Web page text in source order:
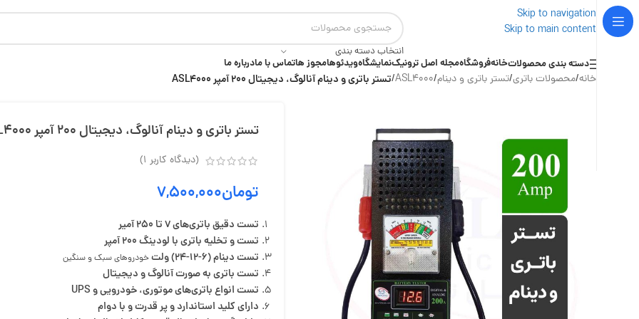
Skip to navigation
Skip to main content
انتخاب دسته بندی
دسته بندی محصولاتخانهفروشگاهمجله اصل ترونیکنمایشگاهویدئوهامجوز هاتماس با مادرباره ما
خانه/محصولات باتری/تستر باتری و دینام/
ASL4000
/تستر باتری و دینام آنالوگ، دیجیتال 200 آمپر ASL4000
تستر باتری و دینام آنالوگ، دیجیتال 200 آمپر ASL4000
(دیدگاه کاربر 1
)
تومان۷,۵۰۰,۰۰۰
تست دقیق باتری‌های 7 تا 250 آمیر
تست و تخلیه باتری با لودینگ 200 آمپر
تست دینام (6-12-24) ولت
خودروهای سبک و سنگین
تست باتری به صورت آنالوگ و دیجیتال
تست انواع باتری‌های موتوری، خودرویی و UPS
دارای کلید استاندارد و پر قدرت و با دوام